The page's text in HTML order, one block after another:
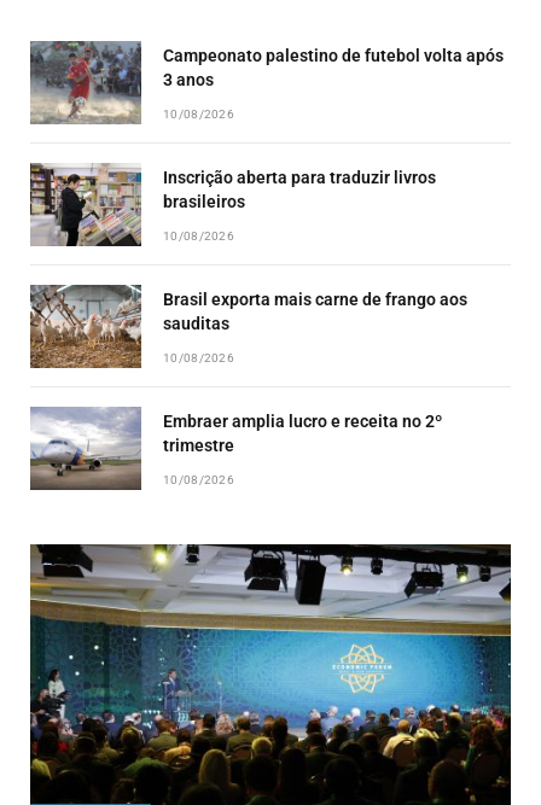
Campeonato palestino de futebol volta após
3 anos
10/08/2026
Inscrição aberta para traduzir livros
brasileiros
10/08/2026
Brasil exporta mais carne de frango aos
sauditas
10/08/2026
Embraer amplia lucro e receita no 2º
trimestre
10/08/2026